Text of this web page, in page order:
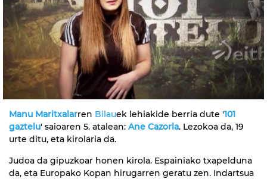
Manu Maritxalarren Bilauek lehiakide berria dute '101
gaztelu' saioaren 5. atalean: Ane Cazorla. Lezokoa da, 19
urte ditu, eta kirolaria da.
Judoa da gipuzkoar honen kirola. Espainiako txapelduna
da, eta Europako Kopan hirugarren geratu zen. Indartsua